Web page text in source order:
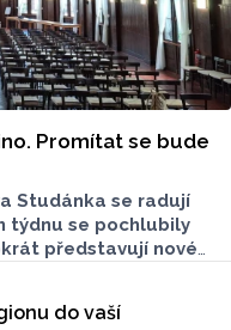
Promítat se bude
Studánka se radují
týdnu se pochlubily
představují nové
do vaší